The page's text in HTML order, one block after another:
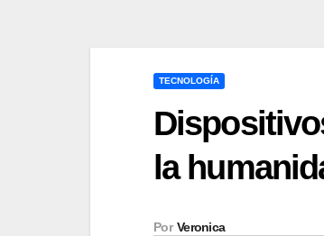
TECNOLOGÍA
la
Por Veronica